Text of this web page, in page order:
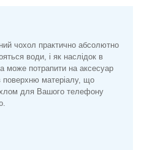
чохол практично абсолютно
води, і як наслідок в
може потрапити на аксесуар
поверхню матеріалу, що
для Вашого телефону